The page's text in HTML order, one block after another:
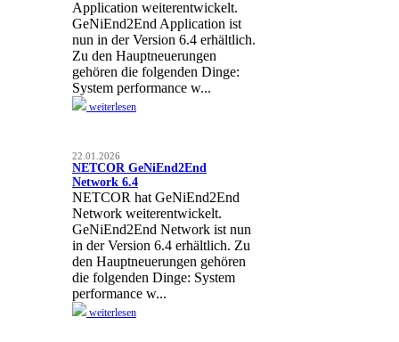
Application weiterentwickelt.
GeNiEnd2End Application ist
nun in der Version 6.4 erhältlich.
Zu den Hauptneuerungen
gehören die folgenden Dinge:
System performance w...
weiterlesen
22.01.2026
NETCOR GeNiEnd2End
Network 6.4
NETCOR hat GeNiEnd2End
Network weiterentwickelt.
GeNiEnd2End Network ist nun
in der Version 6.4 erhältlich. Zu
den Hauptneuerungen gehören
die folgenden Dinge: System
performance w...
weiterlesen